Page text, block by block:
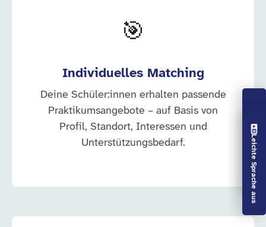
Vorlesen aus
Leichte Sprache aus
🎯
Individuelles Matching
Deine Schüler:innen erhalten passende
Praktikumsangebote – auf Basis von
Profil, Standort, Interessen und
Unterstützungsbedarf.